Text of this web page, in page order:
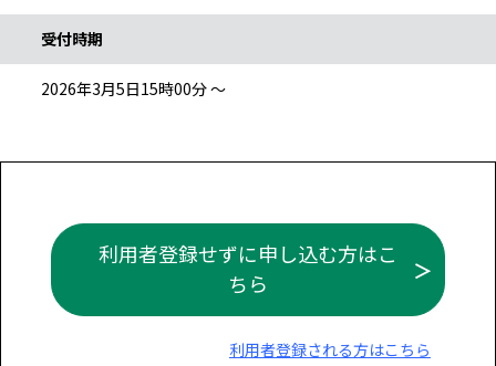
受付時期
2026年3月5日15時00分 ～
利用者登録せずに申し込む方はこ
ちら
利用者登録される方はこちら